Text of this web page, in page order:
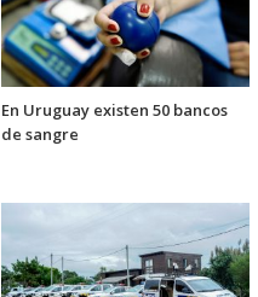
En Uruguay existen 50 bancos
de sangre